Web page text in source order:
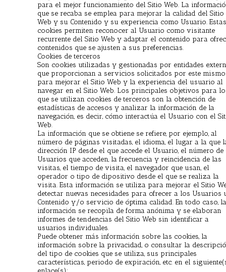
para el mejor funcionamiento del Sitio Web. La
que se recaba se emplea para mejorar la calidad del Sitio
Web y su Contenido y su experiencia como Usuario.
cookies permiten reconocer al Usuario como visitante
recurrente del Sitio Web y adaptar el contenido para
contenidos que se ajusten a sus preferencias.
Cookies de terceros
Son cookies utilizadas y gestionadas por entidades
que proporcionan a servicios solicitados por este mismo
para mejorar el Sitio Web y la experiencia del usuario al
navegar en el Sitio Web. Los principales objetivos para
que se utilizan cookies de terceros son la obtención de
estadísticas de accesos y analizar la información de la
navegación, es decir, cómo interactúa el Usuario con el
Web.
La información que se obtiene se refiere, por ejemplo, al
número de páginas visitadas, el idioma, el lugar a la que
dirección IP desde el que accede el Usuario, el número de
Usuarios que acceden, la frecuencia y reincidencia de las
visitas, el tiempo de visita, el navegador que usan, el
operador o tipo de dipositivo desde el que se realiza la
visita. Esta información se utiliza para mejorar el Sitio
detectar nuevas necesidades para ofrecer a los Usuarios
Contenido y/o servicio de óptima calidad. En todo caso,
información se recopila de forma anónima y se elaboran
informes de tendencias del Sitio Web sin identificar a
usuarios individuales.
Puede obtener más información sobre las cookies, la
información sobre la privacidad, o consultar la
del tipo de cookies que se utiliza, sus principales
características, periodo de expiración, etc. en el